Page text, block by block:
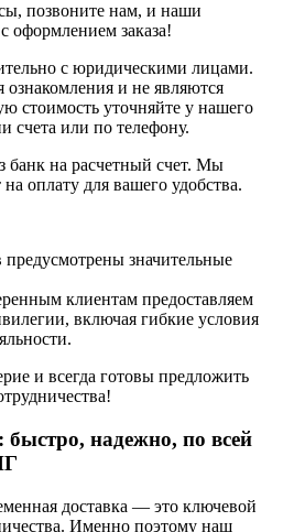
позвоните нам, и наши
оформлением заказа!
с юридическими лицами.
и не являются
стоимость уточняйте у нашего
счета или по телефону.
банк на расчетный счет. Мы
оплату для вашего удобства.
предусмотрены значительные
клиентам предоставляем
включая гибкие условия
и всегда готовы предложить
быстро, надежно, по всей
доставка — это ключевой
Именно поэтому наш